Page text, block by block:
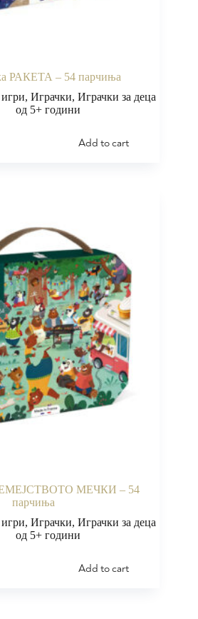
РАКЕТА – 54 парчиња
,Играчки,Играчки за деца
од 5+ години
Add to cart
МЕЧКИ – 54
парчиња
,Играчки,Играчки за деца
од 5+ години
Add to cart